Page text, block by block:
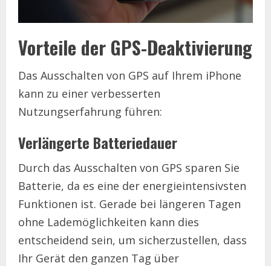
Vorteile der GPS-Deaktivierung
Das Ausschalten von GPS auf Ihrem iPhone
kann zu einer verbesserten
Nutzungserfahrung führen:
Verlängerte Batteriedauer
Durch das Ausschalten von GPS sparen Sie
Batterie, da es eine der energieintensivsten
Funktionen ist. Gerade bei längeren Tagen
ohne Lademöglichkeiten kann dies
entscheidend sein, um sicherzustellen, dass
Ihr Gerät den ganzen Tag über